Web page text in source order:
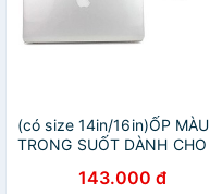
(có size 14in/16in)ỐP MÀU
TRONG SUỐT DÀNH CHO
BỊT BỤI+ KẸP GÃY SẠC)
143.000 đ